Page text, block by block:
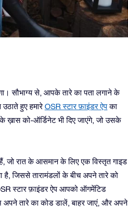
सौभाग्य से, आपके तारे का पता लगाने के
हुए हमारेOSR स्टार फ़ाइंडर ऐपका
ख़ास को-ऑर्डिनेट भी दिए जाएंगे, जो उसके
जो रात के आसमान के लिए एक विस्तृत गाइड
जिससे तारामंडलों के बीच अपने तारे को
स्टार फ़ाइंडर ऐप आपको ऑगमेंटिड
तारे का कोड डालें, बाहर जाएं, और अपने